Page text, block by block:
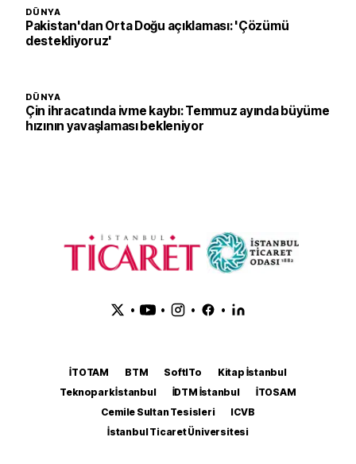
DÜNYA
Pakistan'dan Orta Doğu açıklaması: 'Çözümü
destekliyoruz'
DÜNYA
Çin ihracatında ivme kaybı: Temmuz ayında büyüme
hızının yavaşlaması bekleniyor
• • • •
İTOTAM BTM SoftITo
Kitap İstanbul
Teknopark İstanbul
İDTM İstanbul
İTOSAM
Cemile Sultan Tesisleri
ICVB
İstanbul Ticaret Üniversitesi